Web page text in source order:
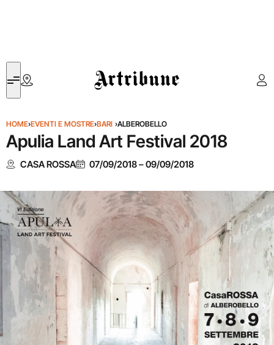
Artribune
HOME›EVENTI E MOSTRE›BARI ›ALBEROBELLO
Apulia Land Art Festival 2018
CASA ROSSA 07/09/2018–09/09/2018